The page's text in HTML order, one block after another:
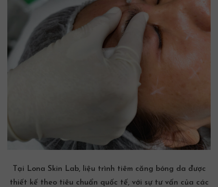
Tại Lona Skin Lab, liệu trình tiêm căng bóng da được
thiết kế theo tiêu chuẩn quốc tế, với sự tư vấn của các